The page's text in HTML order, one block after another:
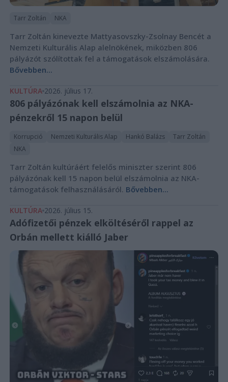
Tarr Zoltán NKA
Tarr Zoltán kinevezte Mattyasovszky-Zsolnay Bencét a
Nemzeti Kulturális Alap alelnökének, miközben 806
pályázót szólítottak fel a támogatások elszámolására.
Bővebben...
KULTÚRA 2026. július 17.
806 pályázónak kell elszámolnia az NKA-
pénzekről 15 napon belül
Korrupció Nemzeti Kulturális Alap Hankó Balázs
Tarr Zoltán
NKA
Tarr Zoltán kultúráért felelős miniszter szerint 806
pályázónak kell 15 napon belül elszámolnia az NKA-
támogatások felhasználásáról. Bővebben...
KULTÚRA 2026. július 15.
Adófizetői pénzek elköltéséről rappel az
Orbán mellett kiálló Jaber